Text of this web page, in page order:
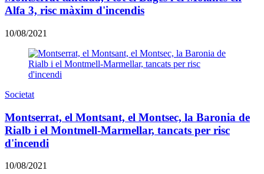
Alfa 3, risc màxim d'incendis
10/08/2021
Societat
Montserrat, el Montsant, el Montsec, la Baronia de
Rialb i el Montmell-Marmellar, tancats per risc
d'incendi
10/08/2021